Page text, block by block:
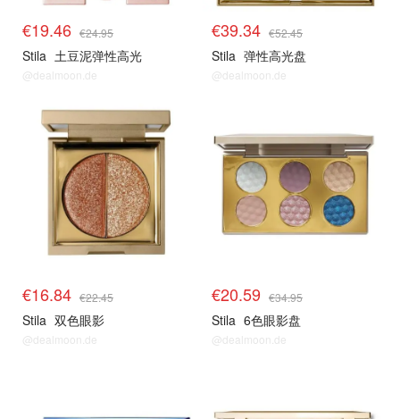
€19.46 €24.95
Stila 土豆泥弹性高光
@dealmoon.de
€39.34 €52.45
Stila 弹性高光盘
@dealmoon.de
€16.84 €22.45
Stila 双色眼影
@dealmoon.de
€20.59 €34.95
Stila 6色眼影盘
@dealmoon.de